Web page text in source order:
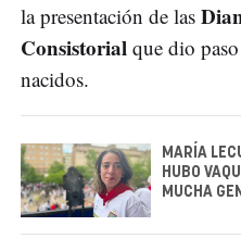
la presentación de las
Consistorial que dio
nacidos.
MARÍA
HUBO
MUCHA